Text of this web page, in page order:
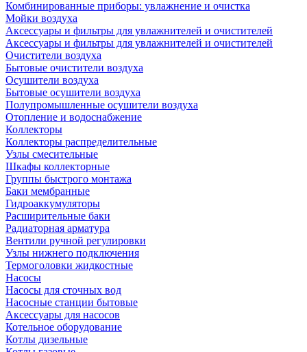
Комбинированные приборы: увлажнение и очистка
Мойки воздуха
Аксессуары и фильтры для увлажнителей и очистителей
Аксессуары и фильтры для увлажнителей и очистителей
Очистители воздуха
Бытовые очистители воздуха
Осушители воздуха
Бытовые осушители воздуха
Полупромышленные осушители воздуха
Отопление и водоснабжение
Коллекторы
Коллекторы распределительные
Узлы смесительные
Шкафы коллекторные
Группы быстрого монтажа
Баки мембранные
Гидроаккумуляторы
Расширительные баки
Радиаторная арматура
Вентили ручной регулировки
Узлы нижнего подключения
Термоголовки жидкостные
Насосы
Насосы для сточных вод
Насосные станции бытовые
Аксессуары для насосов
Котельное оборудование
Котлы дизельные